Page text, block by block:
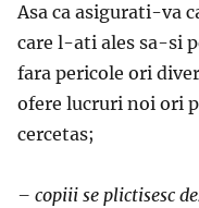
Asa ca asigurati-va
care l-ati ales sa-si
fara pericole ori
ofere lucruri noi ori
cercetas;
– copiii se plictisesc